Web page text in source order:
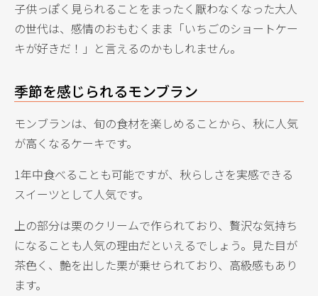
子供っぽく見られることをまったく厭わなくなった大人
の世代は、感情のおもむくまま「いちごのショートケー
キが好きだ！」と言えるのかもしれません。
季節を感じられるモンブラン
モンブランは、旬の食材を楽しめることから、秋に人気
が高くなるケーキです。
1年中食べることも可能ですが、秋らしさを実感できる
スイーツとして人気です。
上の部分は栗のクリームで作られており、贅沢な気持ち
になることも人気の理由だといえるでしょう。見た目が
茶色く、艶を出した栗が乗せられており、高級感もあり
ます。